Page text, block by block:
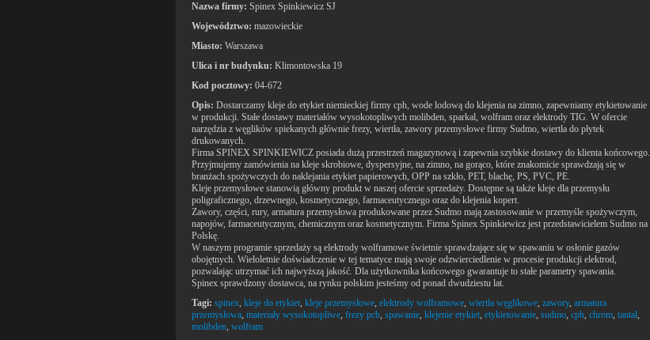
Nazwa firmy: Spinex Spinkiewicz SJ
Województwo: mazowieckie
Miasto: Warszawa
Ulica i nr budynku: Klimontowska 19
Kod pocztowy: 04-672
Opis: Dostarczamy kleje do etykiet niemieckiej firmy cph, wode lodową do klejenia na zimno, zapewniamy etykietowanie
w produkcji. Stałe dostawy materiałów wysokotopliwych molibden, sparkal, wolfram oraz elektrody TIG. W ofercie
narzędzia z węglików spiekanych głównie frezy, wiertła, zawory przemysłowe firmy Sudmo, wiertła do płytek
drukowanych.
Firma SPINEX SPINKIEWICZ posiada dużą przestrzeń magazynową i zapewnia szybkie dostawy do klienta końcowego.
Przyjmujemy zamówienia na kleje skrobiowe, dyspersyjne, na zimno, na gorąco, które znakomicie sprawdzają się w
branżach spożywczych do naklejania etykiet papierowych, OPP na szkło, PET, blachę, PS, PVC, PE.
Kleje przemysłowe stanowią główny produkt w naszej ofercie sprzedaży. Dostępne są także kleje dla przemysłu
poligraficznego, drzewnego, kosmetycznego, farmaceutycznego oraz do klejenia kopert.
Zawory, części, rury, armatura przemysłowa produkowane przez Sudmo mają zastosowanie w przemyśle spożywczym,
napojów, farmaceutycznym, chemicznym oraz kosmetycznym. Firma Spinex Spinkiewicz jest przedstawicielem Sudmo na
Polskę.
W naszym programie sprzedaży są elektrody wolframowe świetnie sprawdzające się w spawaniu w osłonie gazów
obojętnych. Wieloletnie doświadczenie w tej tematyce mają swoje odzwierciedlenie w procesie produkcji elektrod,
pozwalając utrzymać ich najwyższą jakość. Dla użytkownika końcowego gwarantuje to stałe parametry spawania.
Spinex sprawdzony dostawca, na rynku polskim jesteśmy od ponad dwudziestu lat.
Tagi: spinex, kleje do etykiet, kleje przemysłowe, elektrody wolframowe, wiertła węglikowe, zawory, armatura
przemysłowa, materiały wysokotopliwe, frezy pcb, spawanie, klejenie etykiet, etykietowanie, sudmo, cph, chrom, tantal,
molibden, wolfram